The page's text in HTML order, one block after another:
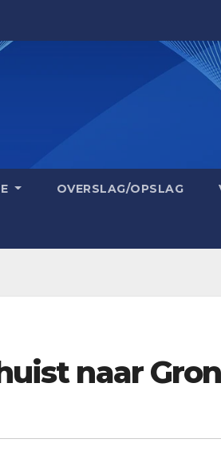
OVERSLAG/OPSLAG
naar